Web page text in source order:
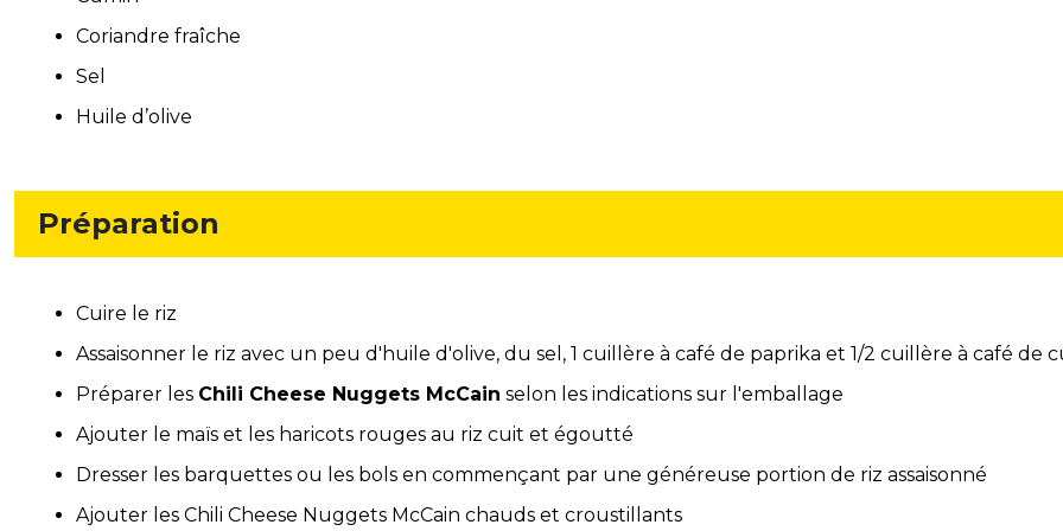
Coriandre fraîche
Sel
Huile d’olive
Préparation
Cuire le riz
Assaisonner le riz avec un peu d'huile d'olive, du sel, 1 cuillère à café de paprika et 1/2 cuillère à café de
Préparer les Chili Cheese Nuggets McCain selon les indications sur l'emballage
Ajouter le maïs et les haricots rouges au riz cuit et égoutté
Dresser les barquettes ou les bols en commençant par une généreuse portion de riz assaisonné
Ajouter les Chili Cheese Nuggets McCain chauds et croustillants